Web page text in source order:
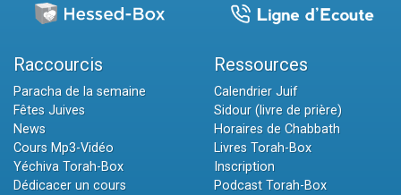
Raccourcis
Paracha de la semaine
Fêtes Juives
News
Cours Mp3-Vidéo
Yéchiva Torah-Box
Dédicacer un cours
Ressources
Calendrier Juif
Sidour (livre de prière)
Horaires de Chabbath
Livres Torah-Box
Inscription
Podcast Torah-Box